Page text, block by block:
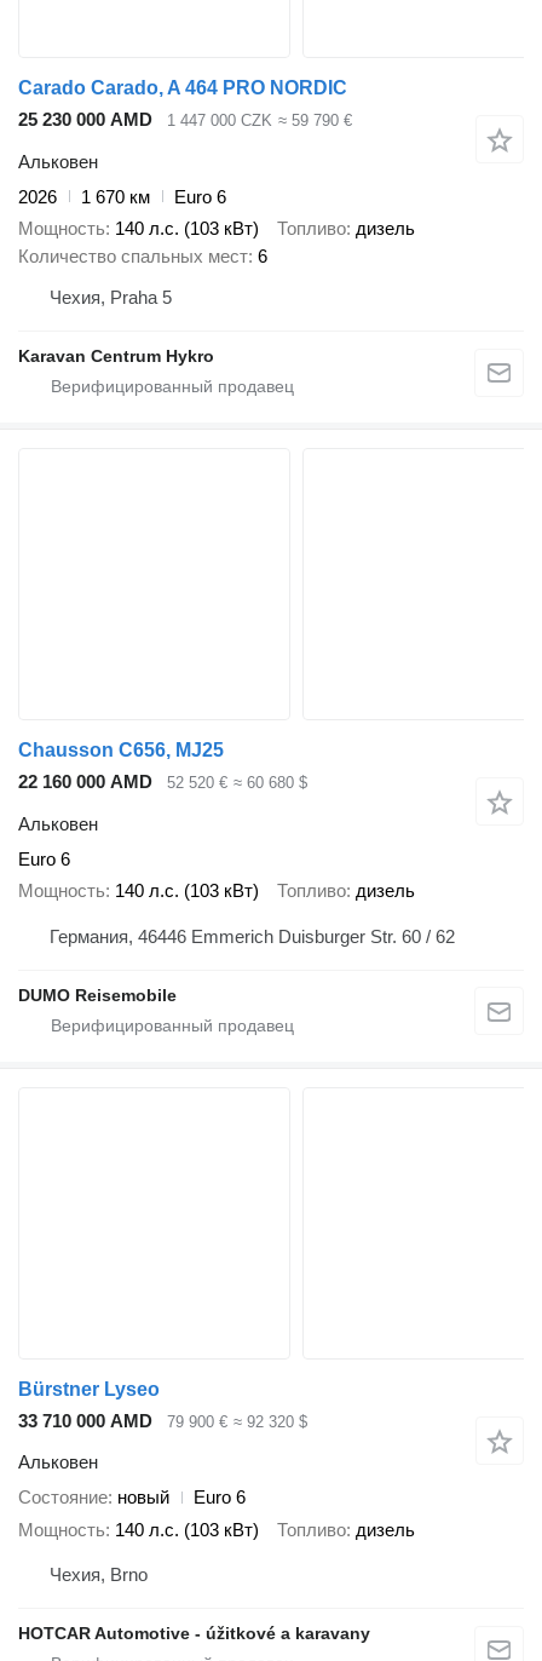
Carado Carado, A 464 PRO NORDIC
25 230 000 AMD
1 447 000 CZK ≈ 59 790 €
Альковен
2026
1 670 км
Euro 6
Мощность 140 л.с. (103 кВт) Топливо дизель
Количество спальных мест 6
Чехия, Praha 5
Karavan Centrum Hykro
Chausson C656, MJ25
22 160 000 AMD
52 520 € ≈ 60 680 $
Альковен
Euro 6
Мощность 140 л.с. (103 кВт) Топливо дизель
Германия, 46446 Emmerich Duisburger Str. 60 / 62
DUMO Reisemobile
Bürstner Lyseo
33 710 000 AMD
79 900 € ≈ 92 320 $
Альковен
Состояние новый
Euro 6
Мощность 140 л.с. (103 кВт) Топливо дизель
Чехия, Brno
HOTCAR Automotive - úžitkové a karavany